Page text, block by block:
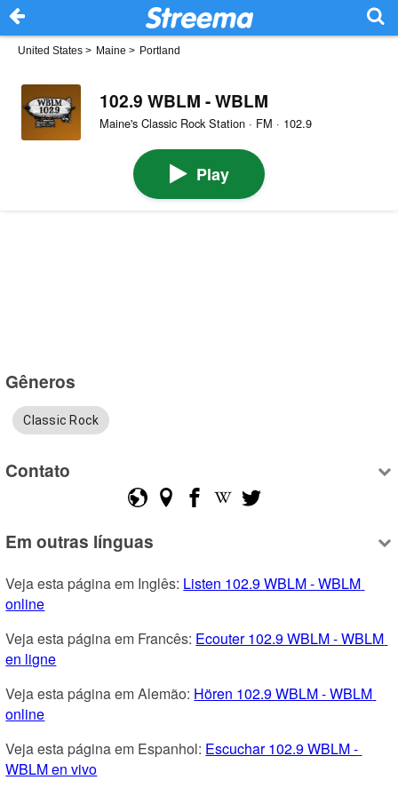
United States > Maine > Portland
102.9 WBLM - WBLM
Maine's Classic Rock Station · FM · 102.9
Play
Gêneros
Classic Rock
Contato
Em outras línguas
Veja esta página em Inglês: Listen 102.9 WBLM - WBLM
online
Veja esta página em Francês: Ecouter 102.9 WBLM - WBLM
en ligne
Veja esta página em Alemão: Hören 102.9 WBLM - WBLM
online
Veja esta página em Espanhol: Escuchar 102.9 WBLM -
WBLM en vivo